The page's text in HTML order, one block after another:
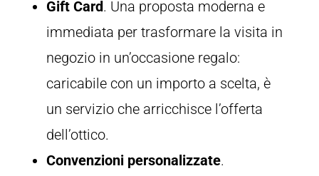
Gift Card. Una proposta moderna e
immediata per trasformare la visita in
negozio in un’occasione regalo:
caricabile con un importo a scelta, è
un servizio che arricchisce l’offerta
dell’ottico.
Convenzioni personalizzate.